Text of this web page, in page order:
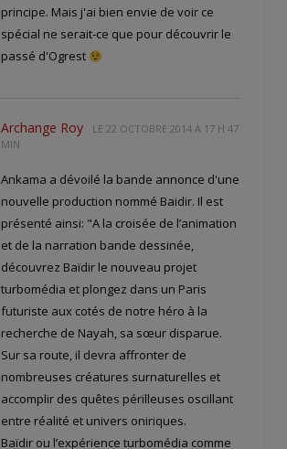
principe. Mais j'ai bien envie de voir ce
spécial ne serait-ce que pour découvrir le
passé d'Ogrest
Archange Roy LE 22 OCTOBRE 2014 À 17 H 47
MIN
Ankama a dévoilé la bande annonce d'une
nouvelle production nommé Baidir. Il est
présenté ainsi: "A la croisée de l’animation
et de la narration bande dessinée,
découvrez Baïdir le nouveau projet
turbomédia et plongez dans un Paris
futuriste aux cotés de notre héro à la
recherche de Nayah, sa sœur disparue.
Sur sa route, il devra affronter de
nombreuses créatures surnaturelles et
accomplir des quêtes périlleuses oscillant
entre réalité et univers oniriques.
Baïdir ou l’expérience turbomédia comme